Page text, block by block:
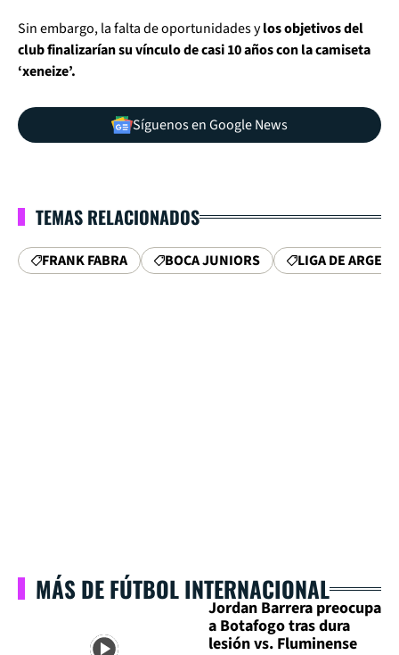
Sin embargo, la falta de oportunidades ylos objetivos del
club finalizarían su vínculo de casi 10 años con la camiseta
‘xeneize’.
Síguenos en Google News
TEMAS RELACIONADOS
FRANK FABRA BOCA JUNIORS LIGA DE
MÁS DE FÚTBOL INTERNACIONAL
Jordan Barrera preocupa
a Botafogo tras dura
lesión vs. Fluminense